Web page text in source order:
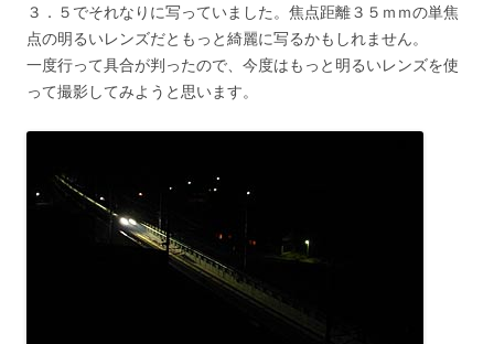
３．５でそれなりに写っていました。焦点距離３５ｍｍの単焦
点の明るいレンズだともっと綺麗に写るかもしれません。
一度行って具合が判ったので、今度はもっと明るいレンズを使
って撮影してみようと思います。